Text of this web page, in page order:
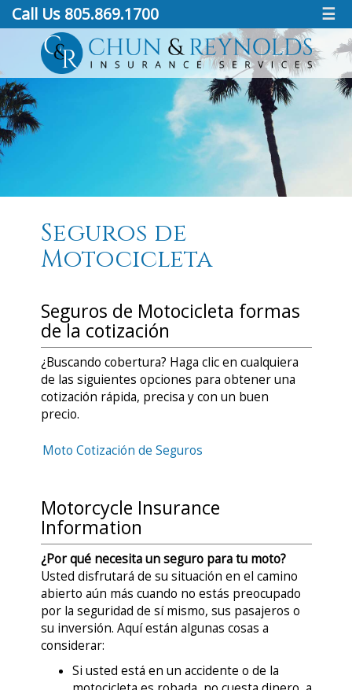
Call Us 805.869.1700 ☰
Seguros de
Motocicleta
Seguros de Motocicleta formas
de la cotización
¿Buscando cobertura? Haga clic en cualquiera
de las siguientes opciones para obtener una
cotización rápida, precisa y con un buen
precio.
Moto Cotización de Seguros
Motorcycle Insurance
Information
¿Por qué necesita un seguro para tu moto?
Usted disfrutará de su situación en el camino
abierto aún más cuando no estás preocupado
por la seguridad de sí mismo, sus pasajeros o
su inversión. Aquí están algunas cosas a
considerar:
Si usted está en un accidente o de la